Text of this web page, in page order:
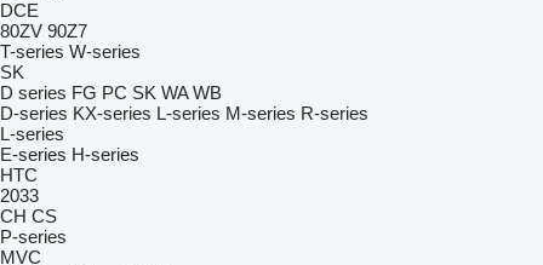
DCE
80ZV 90Z7
T-series W-series
SK
D series FG PC SK WA WB
D-series KX-series L-series M-series R-series
L-series
E-series H-series
HTC
2033
CH CS
P-series
MVC